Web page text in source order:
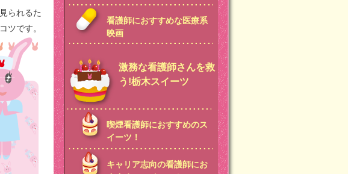
られるた
ツです。
看護師におすすめな医療系
映画
激務な看護師さんを救
う!栃木スイーツ
喫煙看護師におすすめのス
イーツ！
キャリア志向の看護師にお